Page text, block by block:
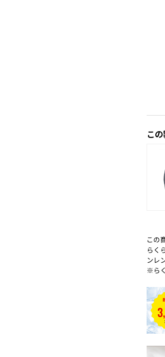
こ
この
らく
ンレ
※ら